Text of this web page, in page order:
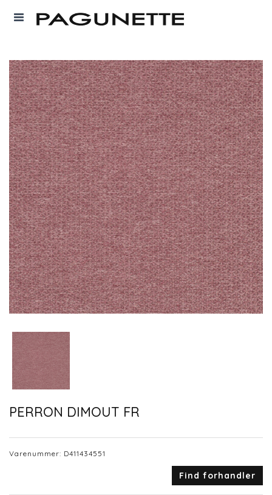
PERRON DIMOUT FR
Varenummer: D411434551
Find forhandler